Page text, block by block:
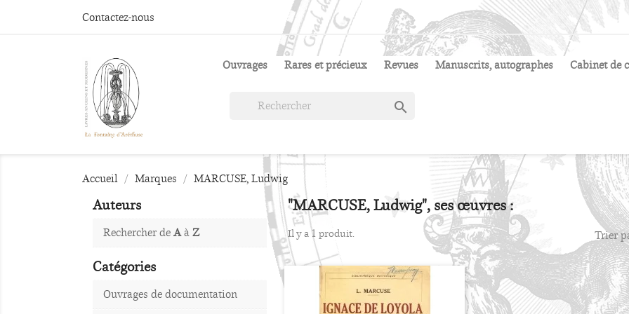
Contactez-nous
Ouvrages Rares et précieux Revues Manuscrits, autographes Cabinet de

Accueil Marques MARCUSE, Ludwig
Auteurs
Rechercher deAàZ
Catégories
Ouvrages de documentation
"MARCUSE, Ludwig", ses œuvres :
Il y a 1 produit. Trier